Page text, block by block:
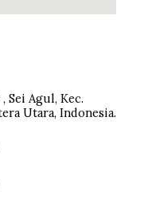
Sei Agul, Kec.
Utara, Indonesia.